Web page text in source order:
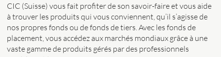
CIC (Suisse) vous fait profiter de son savoir-faire et vous aide
à trouver les produits qui vous conviennent, qu’il s’agisse de
nos propres fonds ou de fonds de tiers. Avec les fonds de
placement, vous accédez aux marchés mondiaux grâce à une
vaste gamme de produits gérés par des professionnels